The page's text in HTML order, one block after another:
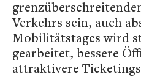
Verkehrs sein, auch
Mobilitätstages wird
gearbeitet, bessere
attraktivere